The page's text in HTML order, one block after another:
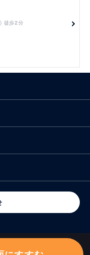
徒歩2分